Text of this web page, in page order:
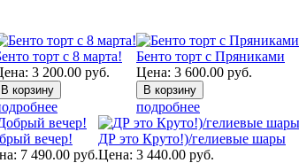
торт с 8 марта!
3 200.00 руб.
Бенто торт с Пряниками
Цена: 3 600.00 руб.
подробнее
вечер!
7 490.00 руб.
ДР это Круто!)/гелиевые шары
Цена: 3 440.00 руб.